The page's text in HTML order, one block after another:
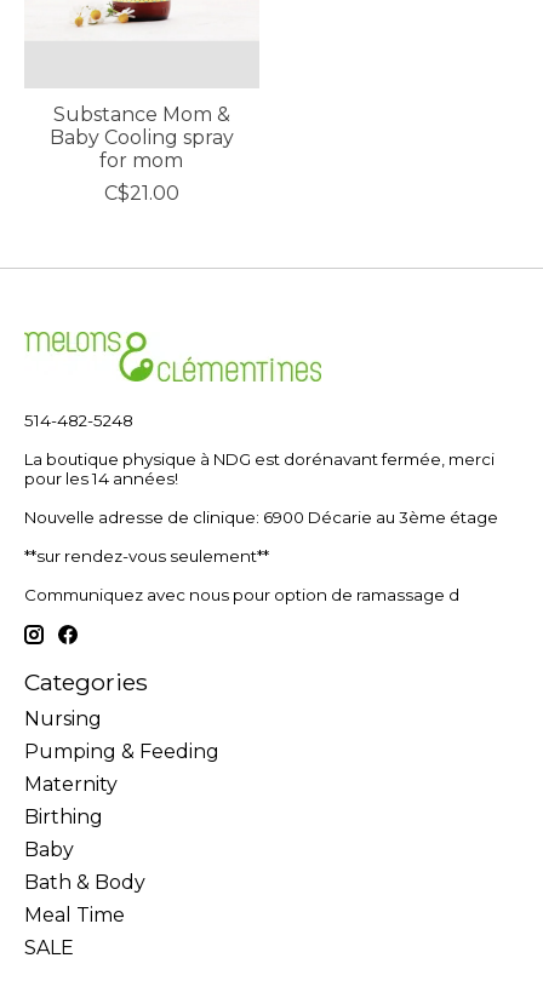
Substance Mom &
Baby Cooling spray
for mom
C$21.00
514-482-5248
La boutique physique à NDG est dorénavant fermée, merci
pour les 14 années!
Nouvelle adresse de clinique: 6900 Décarie au 3ème étage
**sur rendez-vous seulement**
Communiquez avec nous pour option de ramassage d
Categories
Nursing
Pumping & Feeding
Maternity
Birthing
Baby
Bath & Body
Meal Time
SALE